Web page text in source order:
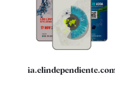
Quiénes somos
Especificaciones